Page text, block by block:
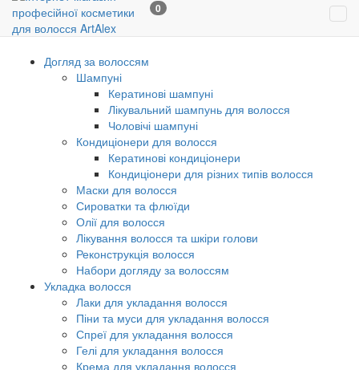
0
Догляд за волоссям
Шампуні
Кератинові шампуні
Лікувальний шампунь для волосся
Чоловічі шампуні
Кондиціонери для волосся
Кератинові кондиціонери
Кондиціонери для різних типів волосся
Маски для волосся
Сироватки та флюїди
Олії для волосся
Лікування волосся та шкіри голови
Реконструкція волосся
Набори догляду за волоссям
Укладка волосся
Лаки для укладання волосся
Піни та муси для укладання волосся
Спреї для укладання волосся
Гелі для укладання волосся
Крема для укладання волосся